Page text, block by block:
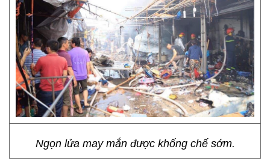
Ngọn lửa may mắn được khống chế sớm.